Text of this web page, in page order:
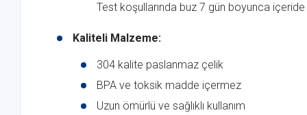
Test koşullarında buz 7 gün boyunca
Kaliteli Malzeme:
304 kalite paslanmaz çelik
BPA ve toksik madde içermez
Uzun ömürlü ve sağlıklı kullanım